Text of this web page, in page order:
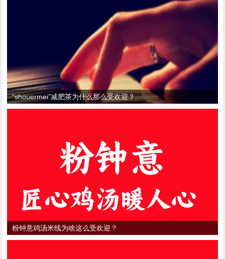
“shouermei”减肥茶为什么那么受欢迎？
粉钟意鸡汤米线为啥这么受欢迎？